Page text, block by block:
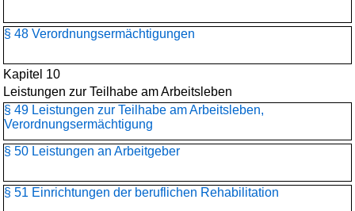
§ 48 Verordnungsermächtigungen
Kapitel 10
Leistungen zur Teilhabe am Arbeitsleben
§ 49 Leistungen zur Teilhabe am Arbeitsleben,
Verordnungsermächtigung
§ 50 Leistungen an Arbeitgeber
§ 51 Einrichtungen der beruflichen Rehabilitation